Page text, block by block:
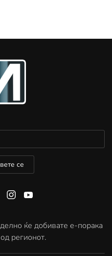
се
ќе добивате е-порака
регионот.